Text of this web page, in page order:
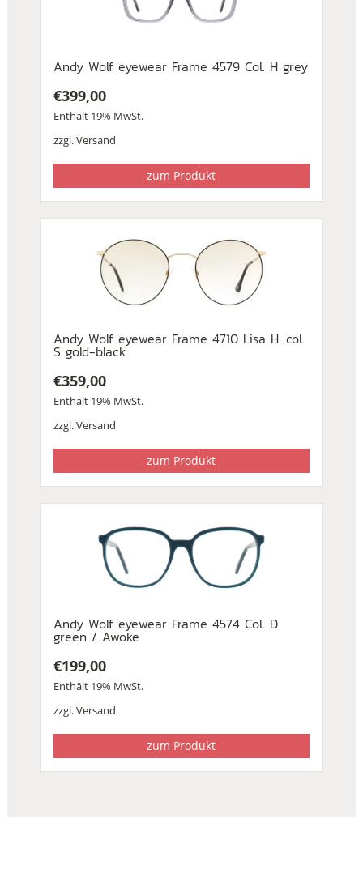
Andy Wolf eyewear Frame 4579 Col. H grey
€399,00
Enthält 19% MwSt.
zzgl.Versand
zum Produkt
Andy Wolf eyewear Frame 4710 Lisa H. col.
S gold-black
€359,00
Enthält 19% MwSt.
zzgl.Versand
zum Produkt
Andy Wolf eyewear Frame 4574 Col. D
green / Awoke
€199,00
Enthält 19% MwSt.
zzgl.Versand
zum Produkt